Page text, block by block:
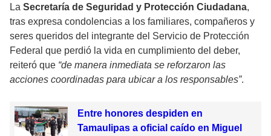
La Secretaría de Seguridad y Protección Ciudadana,
tras expresa condolencias a los familiares, compañeros y
seres queridos del integrante del Servicio de Protección
Federal que perdió la vida en cumplimiento del deber,
reiteró que “de manera inmediata se reforzaron las
acciones coordinadas para ubicar a los responsables”.
Entre honores despiden en
Tamaulipas a oficial caído en Miguel